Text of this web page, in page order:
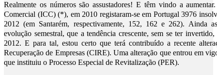
Realmente os números são assustadores! E têm vindo a
Comercial (ICC) (*), em 2010 registaram-se em Portugal 3976
2012 (em Santarém, respectivamente, 152, 162 e 262). Ainda
evolução semestral, que a tendência crescente, sem se ter
2012. E para tal, estou certo que terá contribuído a recente
Recuperação de Empresas (CIRE). Uma alteração que entrou em
que instituiu o Processo Especial de Revitalização (PER).